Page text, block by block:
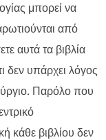
μπορεί να
από
αυτά τα βιβλία
δεν υπάρχει λόγος
Παρόλο που
κάθε βιβλίου δεν